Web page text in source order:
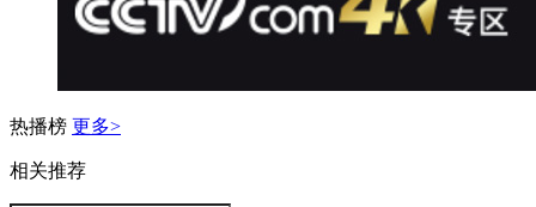
热播榜 更多>
相关推荐